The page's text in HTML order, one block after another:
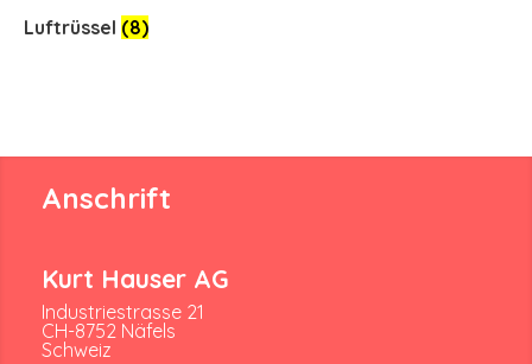
Luftrüssel (8)
Anschrift
Kurt Hauser AG
Industriestrasse 21
CH-8752 Näfels
Schweiz